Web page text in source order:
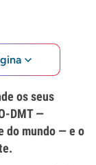
os seus
DMT —
do mundo — e o